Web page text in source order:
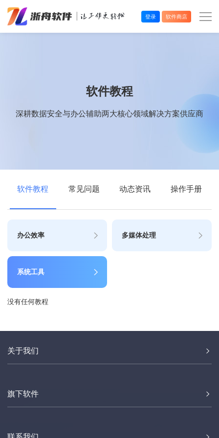
登录 软件商店
软件教程
深耕数据安全与办公辅助两大核心领域解决方案供应商
软件教程 常见问题 动态资讯 操作手册
办公效率 多媒体处理
系统工具
没有任何教程
关于我们
旗下软件